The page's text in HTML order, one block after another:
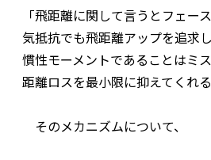
「飛距離に関して言うとフェー
気抵抗でも飛距離アップを追求
慣性モーメントであることはミ
距離ロスを最小限に抑えてくれる
そのメカニズムについて、